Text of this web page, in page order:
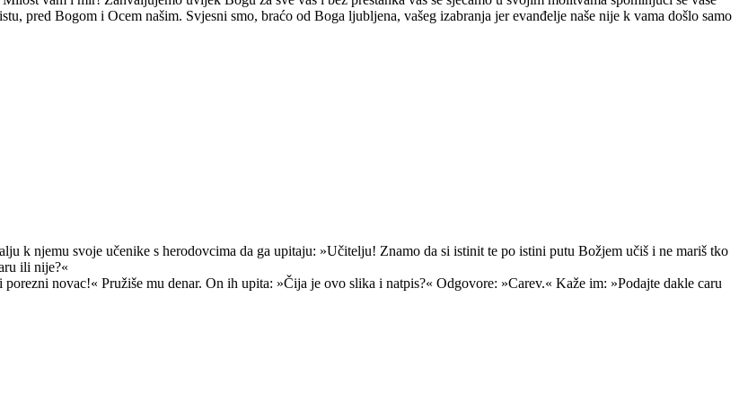
pred Bogom i Ocem našim. Svjesni smo, braćo od Boga ljubljena, vašeg izabranja jer evanđelje naše nije k vama došlo samo
k njemu svoje učenike s herodovcima da ga upitaju: »Učitelju! Znamo da si istinit te po istini putu Božjem učiš i ne mariš tko
ili nije?«
novac!« Pružiše mu denar. On ih upita: »Čija je ovo slika i natpis?« Odgovore: »Carev.« Kaže im: »Podajte dakle caru